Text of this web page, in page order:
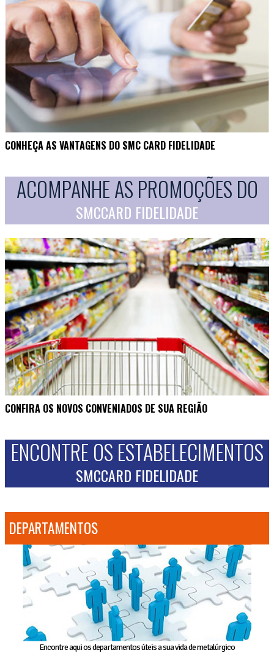
CONHEÇA AS VANTAGENS DO SMC CARD FIDELIDADE
ACOMPANHE AS PROMOÇÕES DO
SMCCARD FIDELIDADE
CONFIRA OS NOVOS CONVENIADOS DE SUA REGIÃO
ENCONTRE OS ESTABELECIMENTOS
SMCCARD FIDELIDADE
DEPARTAMENTOS
Encontre aqui os departamentos úteis a sua vida de metalúrgico